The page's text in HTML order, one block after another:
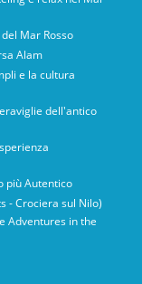
Mar Rosso
Alam
e la cultura
dell'antico
più Autentico
- Crociera sul Nilo)
Adventures in the